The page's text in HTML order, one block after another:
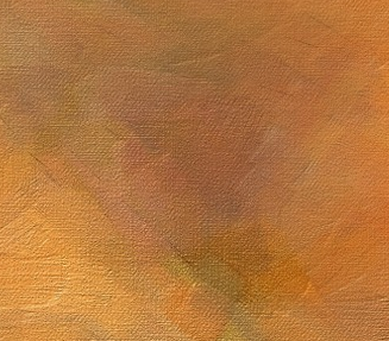
Sol. 30 de noviembre de 2025 a 10 de abril de
El dibujo